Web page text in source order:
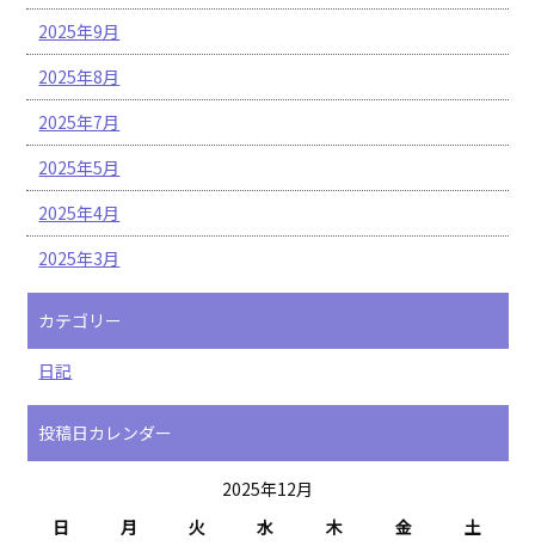
2025年9月
2025年8月
2025年7月
2025年5月
2025年4月
2025年3月
カテゴリー
日記
投稿日カレンダー
2025年12月
日
月 火 水 木 金
土